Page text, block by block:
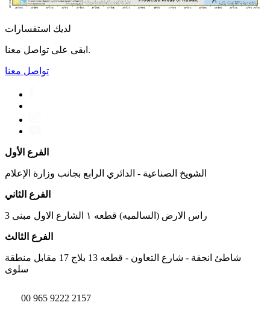
لديك استفسارات
ابقى على تواصل معنا.
تواصل معنا
الفرع الأول
الشويخ الصناعية - الدائري الرابع بجانب وزارة الإعلام
الفرع الثاني
راس الارض (السالميه) قطعه ١ الشارع الاول مبنى 3
الفرع الثالث
شاطئ انجفة - شارع التعاون - قطعه 13 بلاج 17 مقابل منطقة
سلوى
00 965 9222 2157